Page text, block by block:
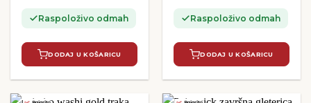
Raspoloživo odmah
DODAJ U KOŠARICU
Raspoloživo odmah
DODAJ U KOŠARICU